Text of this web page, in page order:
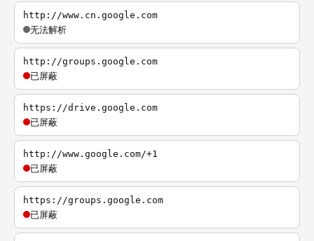
http://www.cn.google.com
无法解析
http://groups.google.com
已屏蔽
https://drive.google.com
已屏蔽
http://www.google.com/+1
已屏蔽
https://groups.google.com
已屏蔽